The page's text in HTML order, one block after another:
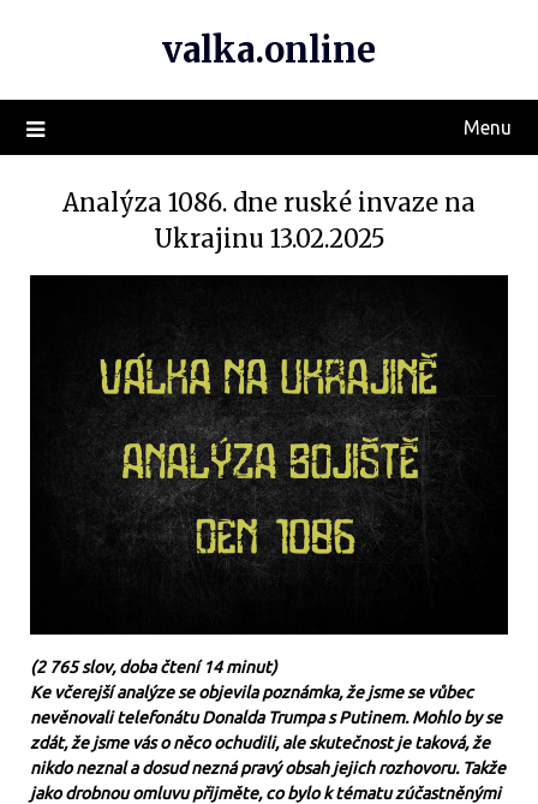
valka.online
Menu
Analýza 1086. dne ruské invaze na
Ukrajinu 13.02.2025
(2 765 slov, doba čtení 14 minut)
Ke včerejší analýze se objevila poznámka, že jsme se vůbec
nevěnovali telefonátu Donalda Trumpa s Putinem. Mohlo by se
zdát, že jsme vás o něco ochudili, ale skutečnost je taková, že
nikdo neznal a dosud nezná pravý obsah jejich rozhovoru. Takže
jako drobnou omluvu přijměte, co bylo k tématu zúčastněnými